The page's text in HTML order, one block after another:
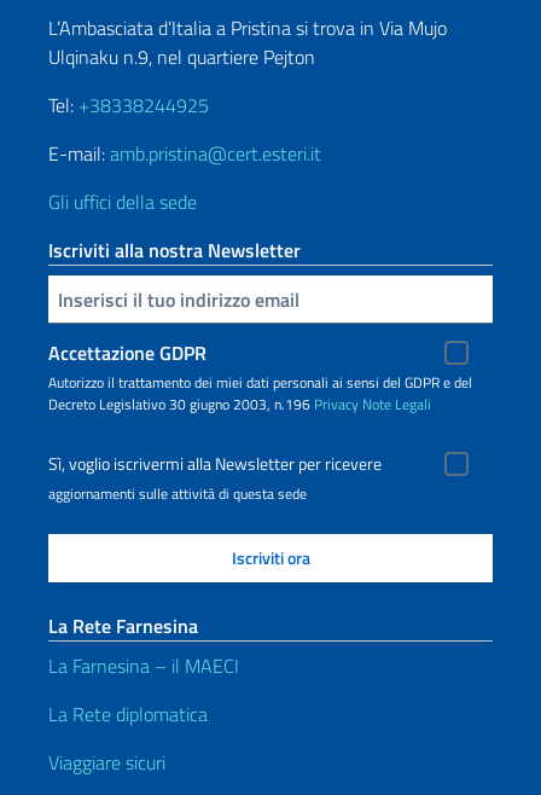
L’Ambasciata d’Italia a Pristina si trova in Via Mujo
Ulqinaku n.9, nel quartiere Pejton
Tel: +38338244925
E-mail:amb.pristina@cert.esteri.it
Gli uffici della sede
Iscriviti alla nostra Newsletter
Inserisci la tua email
Accettazione GDPR
Autorizzo il trattamento dei miei dati personali ai sensi del GDPR e del
Decreto Legislativo 30 giugno 2003, n.196 Privacy Note Legali
Sì, voglio iscrivermi alla Newsletter per ricevere
aggiornamenti sulle attività di questa sede
La Rete Farnesina
La Farnesina – il MAECI
La Rete diplomatica
Viaggiare sicuri